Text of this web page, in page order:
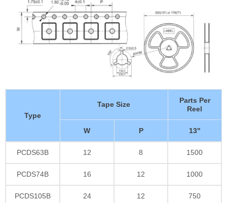
Type
Tape Size
Parts Per
Reel
W P 13"
PCDS63B 12 8 1500
PCDS74B 16 12 1000
PCDS105B 24 12 750